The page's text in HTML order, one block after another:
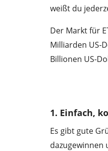
weißt du
Der Markt für
Milliarden US-
Billionen US-
1. Einfach,
Es gibt gute
dazugewinnen